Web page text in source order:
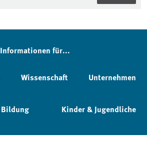
Informationen für...
Wissenschaft Unternehmen
Bildung Kinder & Jugendliche